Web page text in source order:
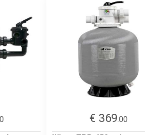
€ 369.00